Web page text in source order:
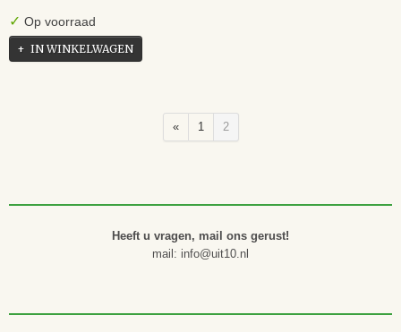
✓ Op voorraad
IN WINKELWAGEN
« 1 2
Heeft u vragen, mail ons gerust!
mail: info@uit10.nl